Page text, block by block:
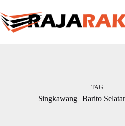
to
content
TAG
Singkawang | Barito